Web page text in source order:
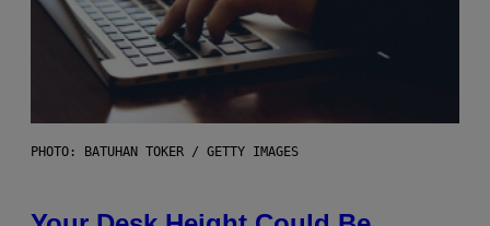
PHOTO: BATUHAN TOKER / GETTY IMAGES